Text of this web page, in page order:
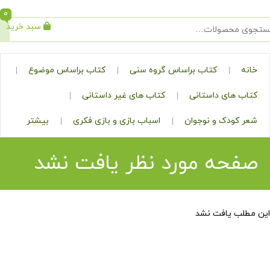
جستجو سبد خرید
0
کتاب براساس گروه سنی کتاب براساس موضوع
داستانی کتاب های غیر داستانی
و نوجوان اسباب بازی و بازی فکری بیشتر
مورد نظر یافت نشد
نشد